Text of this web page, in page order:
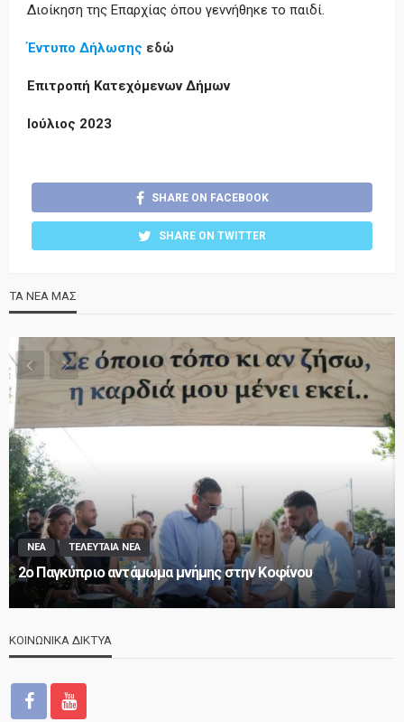
Διοίκηση της Επαρχίας όπου γεννήθηκε το παιδί.
Έντυπο Δήλωσης εδώ
Επιτροπή Κατεχόμενων Δήμων
Ιούλιος 2023
SHARE ON FACEBOOK
SHARE ON TWITTER
ΤΑ ΝΕΑ ΜΑΣ
ΝΕΑ ΤΕΛΕΥΤΑΙΑ ΝΕΑ
2o Παγκύπριο αντάμωμα μνήμης στην Κοφίνου
ΚΟΙΝΩΝΙΚΑ ΔΙΚΤΥΑ